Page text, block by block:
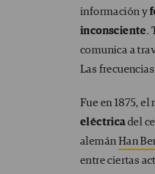
información y
inconsciente.
comunica a
Las
Fue en 1875,
eléctricadel
alemánHan
entre ciertas